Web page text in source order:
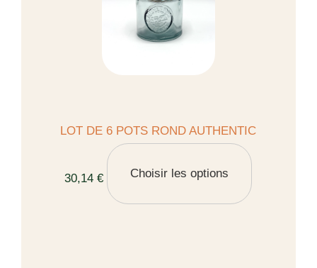
LOT DE 6 POTS ROND AUTHENTIC
30,14 € Choisir les options